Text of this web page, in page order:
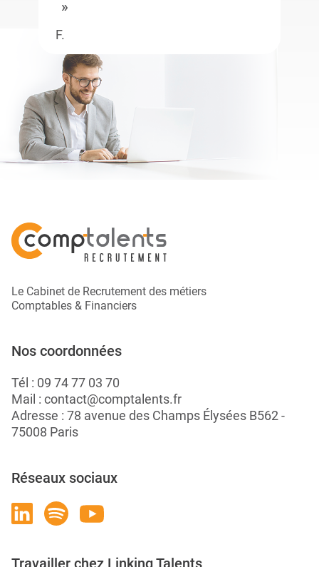
F.
Le Cabinet de Recrutement des métiers
Comptables & Financiers
Nos coordonnées
Tél : 09 74 77 03 70
Mail : contact@comptalents.fr
Adresse : 78 avenue des Champs Élysées B562 -
75008 Paris
Réseaux sociaux
Travailler chez Linking Talents